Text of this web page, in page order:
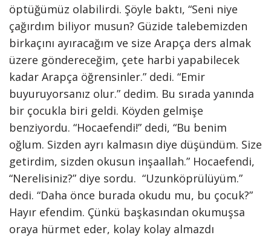
öptüğümüz olabilirdi. Şöyle baktı, “Seni niye
çağırdım biliyor musun? Güzide talebemizden
birkaçını ayıracağım ve size Arapça ders almak
üzere göndereceğim, çete harbi yapabilecek
kadar Arapça öğrensinler.” dedi. “Emir
buyuruyorsanız olur.” dedim. Bu sırada yanında
bir çocukla biri geldi. Köyden gelmişe
benziyordu. “Hocaefendi!” dedi, “Bu benim
oğlum. Sizden ayrı kalmasın diye düşündüm. Size
getirdim, sizden okusun inşaallah.” Hocaefendi,
“Nerelisiniz?” diye sordu. “Uzunköprülüyüm.”
dedi. “Daha önce burada okudu mu, bu çocuk?”
Hayır efendim. Çünkü başkasından okumuşsa
oraya hürmet eder, kolay kolay almazdı